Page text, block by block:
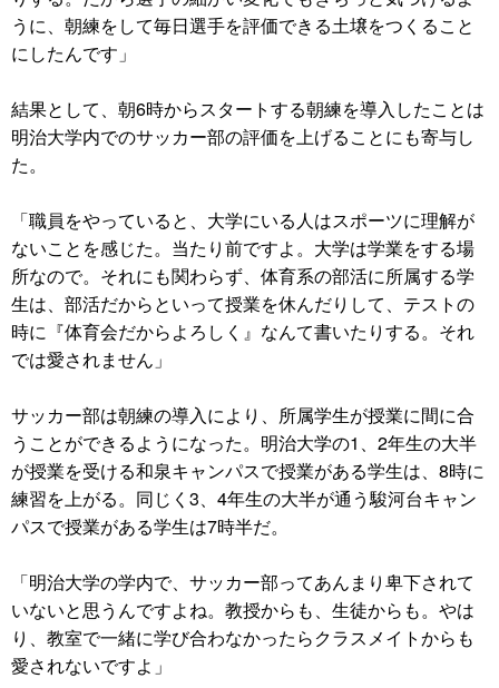
うに、朝練をして毎日選手を評価できる土壌をつくること
にしたんです」
結果として、朝6時からスタートする朝練を導入したことは
明治大学内でのサッカー部の評価を上げることにも寄与し
た。
「職員をやっていると、大学にいる人はスポーツに理解が
ないことを感じた。当たり前ですよ。大学は学業をする場
所なので。それにも関わらず、体育系の部活に所属する学
生は、部活だからといって授業を休んだりして、テストの
時に『体育会だからよろしく』なんて書いたりする。それ
では愛されません」
サッカー部は朝練の導入により、所属学生が授業に間に合
うことができるようになった。明治大学の1、2年生の大半
が授業を受ける和泉キャンパスで授業がある学生は、8時に
練習を上がる。同じく3、4年生の大半が通う駿河台キャン
パスで授業がある学生は7時半だ。
「明治大学の学内で、サッカー部ってあんまり卑下されて
いないと思うんですよね。教授からも、生徒からも。やは
り、教室で一緒に学び合わなかったらクラスメイトからも
愛されないですよ」